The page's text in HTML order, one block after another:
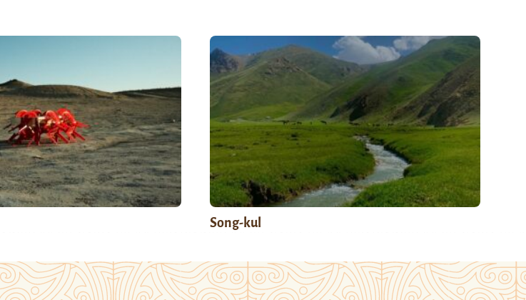
Song-kul